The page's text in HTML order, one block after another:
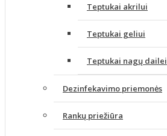
Teptukai akrilui
Teptukai geliui
Teptukai nagų dailei
Dezinfekavimo priemonės
Rankų priežiūra